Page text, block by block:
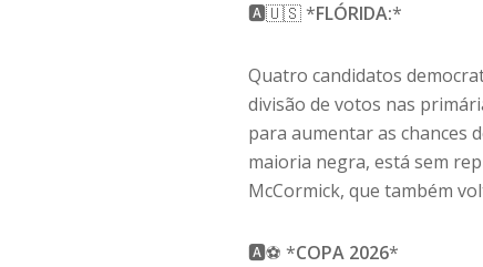
🅰️🇺🇸 *FLÓRIDA:*
Quatro candidatos
divisão de votos nas
para aumentar as chances
maioria negra, está sem
McCormick, que também
🅰️⚽ *COPA 2026*